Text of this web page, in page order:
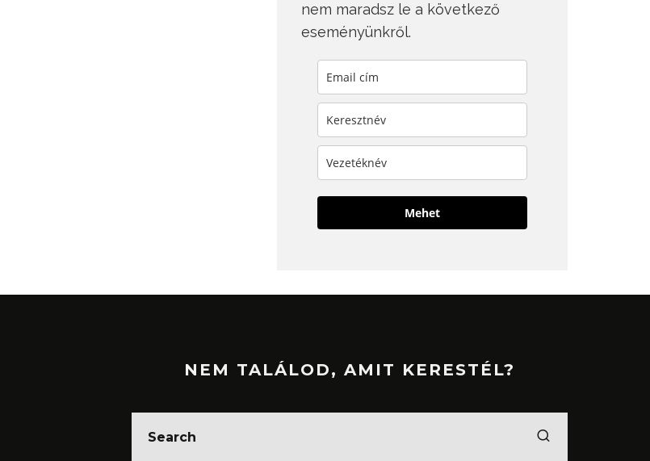
nem maradsz le a következő
eseményünkről.
Mehet
NEM TALÁLOD, AMIT KERESTÉL?